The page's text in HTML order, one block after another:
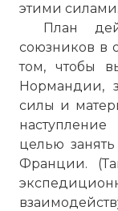
этими силами.
План
союзников в
том, чтобы
Нормандии,
силы и
целью
Франции.